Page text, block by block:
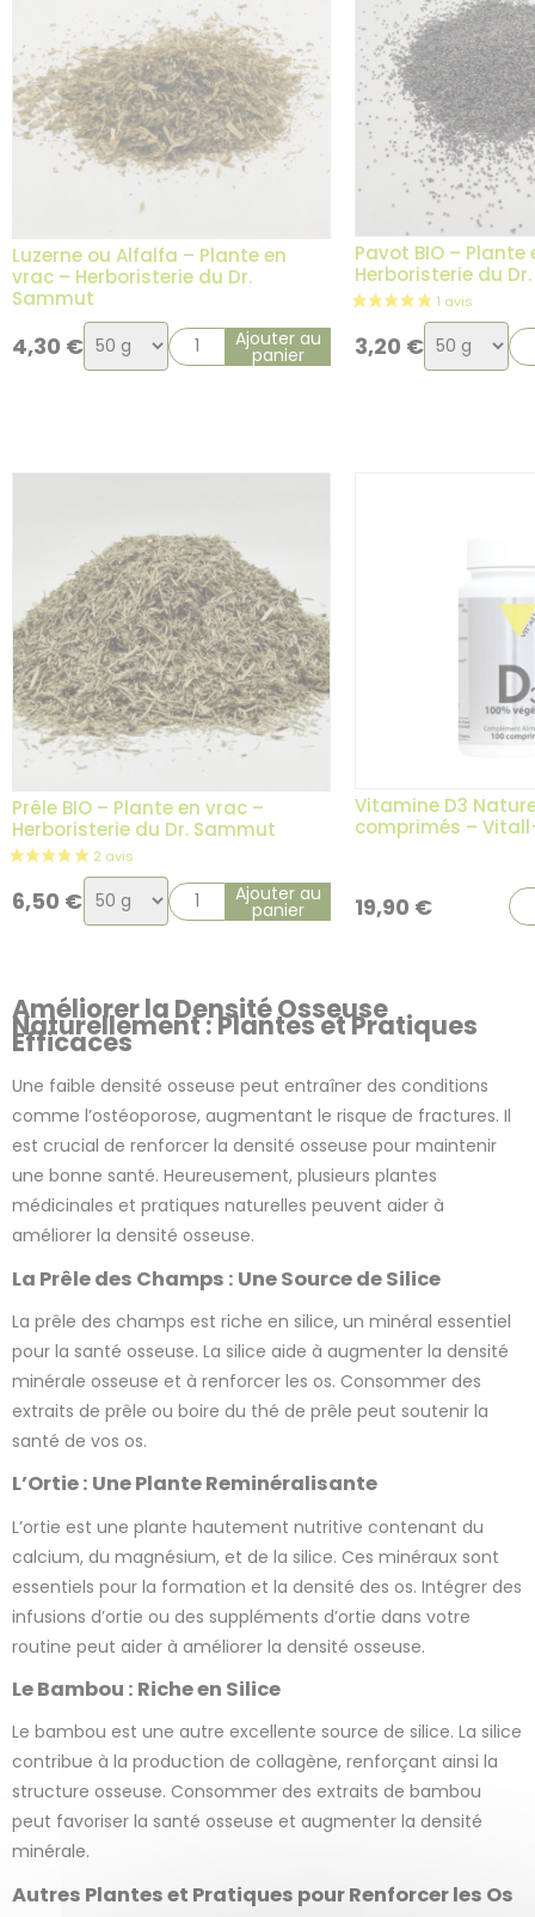
Améliorer la Densité Osseuse
Naturellement : Plantes et Pratiques
Efficaces
Une faible densité osseuse peut entraîner des conditions
comme l’ostéoporose, augmentant le risque de fractures. Il
est crucial de renforcer la densité osseuse pour maintenir
une bonne santé. Heureusement, plusieurs plantes
médicinales et pratiques naturelles peuvent aider à
améliorer la densité osseuse.
La Prêle des Champs : Une Source de Silice
La prêle des champs est riche en silice, un minéral essentiel
pour la santé osseuse. La silice aide à augmenter la densité
minérale osseuse et à renforcer les os. Consommer des
extraits de prêle ou boire du thé de prêle peut soutenir la
santé de vos os.
L’Ortie : Une Plante Reminéralisante
L’ortie est une plante hautement nutritive contenant du
calcium, du magnésium, et de la silice. Ces minéraux sont
essentiels pour la formation et la densité des os. Intégrer des
infusions d’ortie ou des suppléments d’ortie dans votre
routine peut aider à améliorer la densité osseuse.
Le Bambou : Riche en Silice
Le bambou est une autre excellente source de silice. La silice
contribue à la production de collagène, renforçant ainsi la
structure osseuse. Consommer des extraits de bambou
peut favoriser la santé osseuse et augmenter la densité
minérale.
Autres Plantes et Pratiques pour Renforcer les Os
Luzerne ou Alfalfa – Plante en
vrac – Herboristerie du Dr.
Sammut
4,30 €Choix
de
Ajouter au
panier
Pavot BIO – Plante
Herboristerie du
3,20 €Choix
de
Prêle BIO – Plante en vrac –
Herboristerie du Dr. Sammut
6,50 €Choix
de
Ajouter au
panier
Vitamine D3
comprimés –
19,90 €